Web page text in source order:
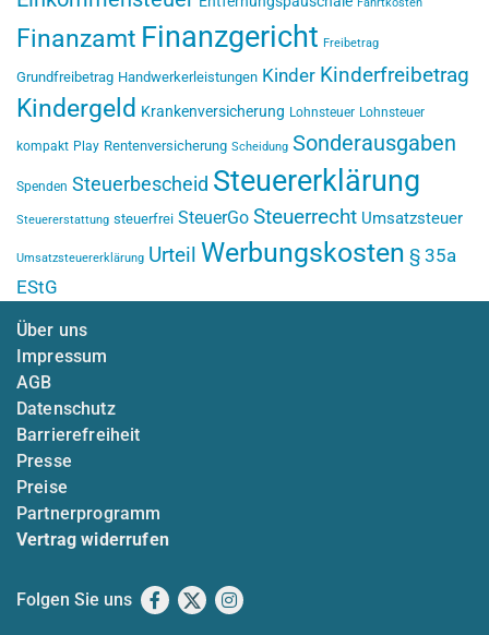
Fahrtkosten
Finanzamt Finanzgericht Freibetrag
Grundfreibetrag Handwerkerleistungen Kinder Kinderfreibetrag
Kindergeld Krankenversicherung Lohnsteuer Lohnsteuer
kompakt Play Rentenversicherung Scheidung Sonderausgaben
Spenden Steuerbescheid Steuererklärung
Steuererstattung steuerfrei SteuerGo Steuerrecht Umsatzsteuer
Umsatzsteuererklärung Urteil Werbungskosten § 35a
EStG
Über uns
Impressum
AGB
Datenschutz
Barrierefreiheit
Presse
Preise
Partnerprogramm
Vertrag widerrufen
Folgen Sie uns Facebook
X Instagram